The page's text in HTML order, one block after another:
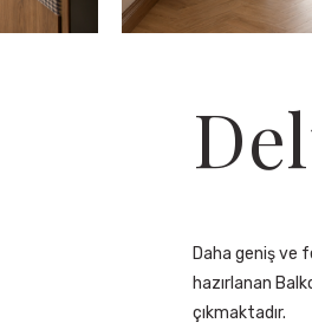
Daha geniş ve
hazırlanan
çıkmaktadır.